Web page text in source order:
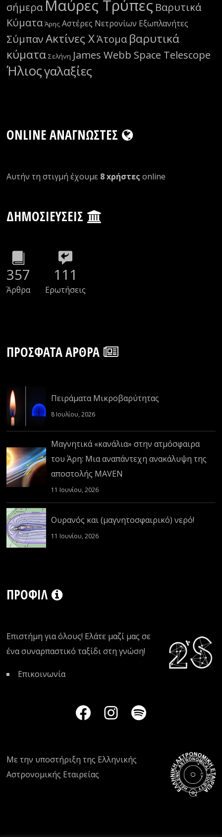
σήμερα Μαύρες Τρύπες Βαρυτικά
Κύματα Άρης Αστέρες Νετρονίων Εξωπλανήτες
Σύμπαν Ακτίνες ΧΆτομα βαρυτικά
κύματα Σελήνη James Webb Space Telescope
Ήλιοςγαλαξίες
ONLINE ΑΝΑΓΝΏΣΤΕΣ
Αυτήν τη στιγμή έχουμε 8 xρήστες οnline
ΔΗΜΟΣΙΕΎΣΕΙΣ
357
Άρθρα
111
Ερωτήσεις
ΠΡΌΣΦΑΤΑ ΆΡΘΡΑ
Πειράματα Μικροβαρύτητας
8 Ιουλίου, 2026
Μαγνητικά «κανάλια» στην ατμόσφαιρα
του Άρη: Μια αναπάντεχη ανακάλυψη της
αποστολής MAVEN
11 Ιουνίου, 2026
Ουρανός και (μαγνητοσφαιρικό) νερό!
11 Ιουνίου, 2026
ΠΡΟΦΊΛ
Επιστήμη για όλους! Ελάτε μαζί μας σε
ένα συναρπαστικό ταξίδι στη γνώση!
Επικοινωνία
Με την υποστήριξη της Ελληνικής
Αστρονομικής Εταιρείας